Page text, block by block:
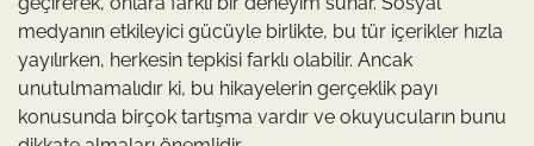
medyanın etkileyici gücüyle birlikte, bu tür içerikler hızla
yayılırken, herkesin tepkisi farklı olabilir. Ancak
unutulmamalıdır ki, bu hikayelerin gerçeklik payı
konusunda birçok tartışma vardır ve okuyucuların bunu